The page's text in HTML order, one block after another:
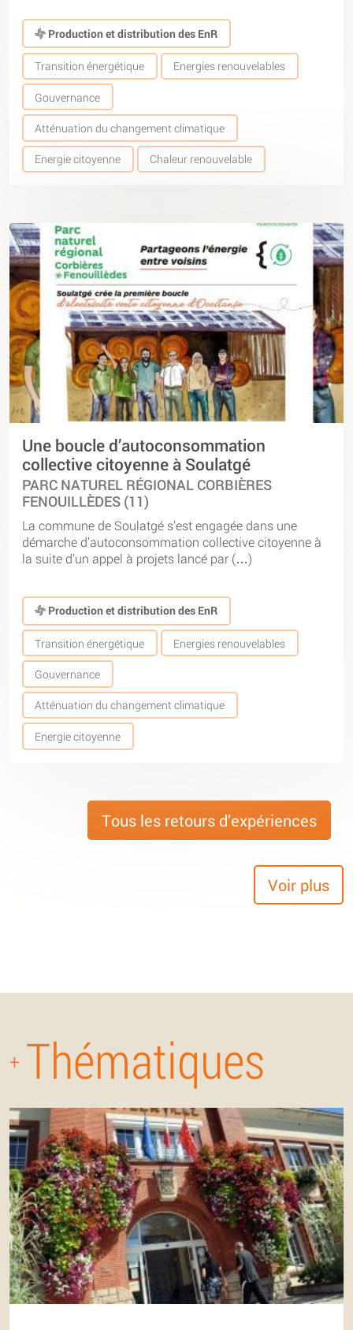
Production et distribution des EnR
Transition énergétique Energies renouvelables
Gouvernance
Atténuation du changement climatique
Energie citoyenne Chaleur renouvelable
Une boucle d’autoconsommation
collective citoyenne à Soulatgé
PARC NATUREL RÉGIONAL CORBIÈRES
FENOUILLÈDES (11)
La commune de Soulatgé s’est engagée dans une
démarche d’autoconsommation collective citoyenne à
la suite d’un appel à projets lancé par (…)
Production et distribution des EnR
Transition énergétique Energies renouvelables
Gouvernance
Atténuation du changement climatique
Energie citoyenne
Tous les retours d’expériences
Voir plus
+ Thématiques